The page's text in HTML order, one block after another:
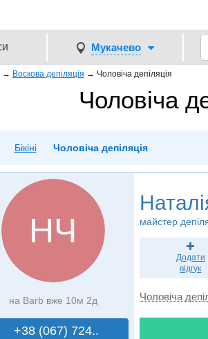
Мукачево
→ Воскова депіляція → Чоловіча депіляція
Чоловіча
Бікіні Чоловіча депіляція
НЧ
на Barb вже 10м 2д
+38 (067) 724..
майстер
Додати
відгук
Чоловіча